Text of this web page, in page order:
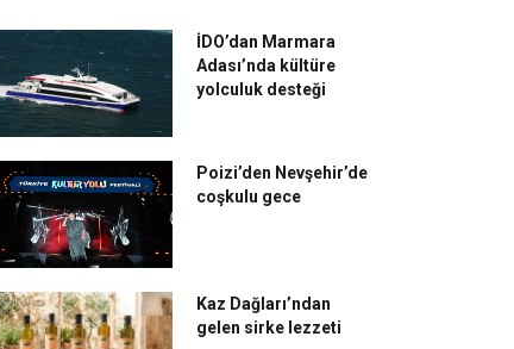
İDO’dan Marmara
Adası’nda kültüre
yolculuk desteği
Poizi’den Nevşehir’de
coşkulu gece
Kaz Dağları’ndan
gelen sirke lezzeti